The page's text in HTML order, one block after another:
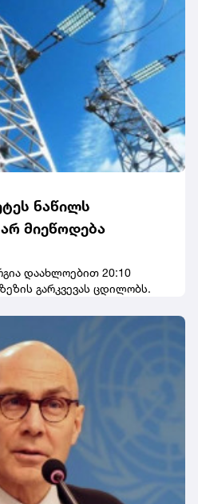
ნაწილს
მიეწოდება
დაახლოებით 20:10
გარკვევას ცდილობს.